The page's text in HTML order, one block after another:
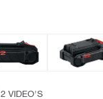
2 VIDEO'S